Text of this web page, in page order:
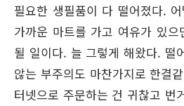
필요한 생필품이 다 떨어졌다.
가까운 마트를 가고 여유가 있으
될 일이다. 늘 그렇게 해왔다. 떨
않는 부주의도 마찬가지로 한결
터넷으로 주문하는 건 귀찮고 번